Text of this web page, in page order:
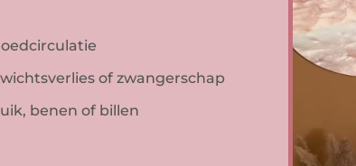
of zwangerschap
benen of billen